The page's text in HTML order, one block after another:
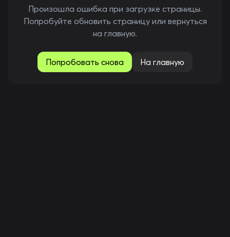
Произошла ошибка при загрузке страницы.
Попробуйте обновить страницу или вернуться
на главную.
Попробовать снова На главную